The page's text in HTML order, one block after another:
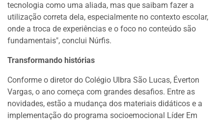
tecnologia como uma aliada, mas que saibam fazer a
utilização correta dela, especialmente no contexto escolar,
onde a troca de experiências e o foco no conteúdo são
fundamentais", conclui Núrfis.
Transformando histórias
Conforme o diretor do Colégio Ulbra São Lucas, Éverton
Vargas, o ano começa com grandes desafios. Entre as
novidades, estão a mudança dos materiais didáticos e a
implementação do programa socioemocional Líder Em